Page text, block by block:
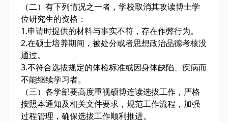
（二）有下列情况之一者，学校取消其攻读博士学
位研究生的资格：
1.申请时提供的材料与事实不符，存在作弊行为。
2.在硕士培养期间，被处分或者思想政治品德考核没
通过。
3.不符合选拔规定的体检标准或因身体缺陷、疾病而
不能继续学习者。
（三）各学部要高度重视硕博连读选拔工作，严格
按照本通知及相关文件要求，规范工作流程，加强
过程管理，确保选拔工作顺利推进。